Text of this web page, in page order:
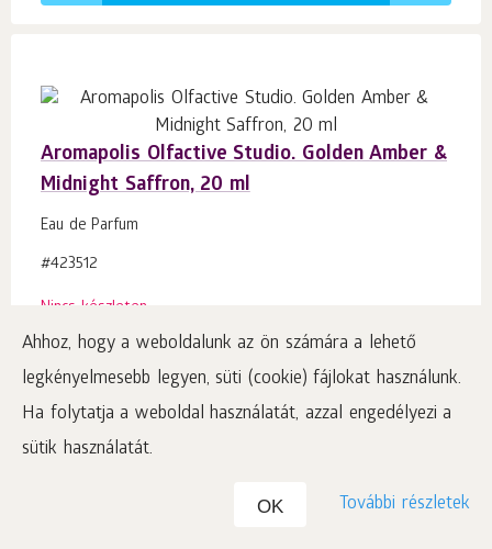
Ahhoz, hogy a weboldalunk az ön számára a lehető
legkényelmesebb legyen, süti (cookie) fájlokat használunk.
Ha folytatja a weboldal használatát, azzal engedélyezi a
sütik használatát.
OK További részletek
Aromapolis Olfactive Studio. Golden Amber &
Midnight Saffron, 20 ml
Eau de Parfum
#423512
Nincs készleten
19.22 €
96.10€/ 100 ml
Ár ÁFÁ-val plusz szállítási költség